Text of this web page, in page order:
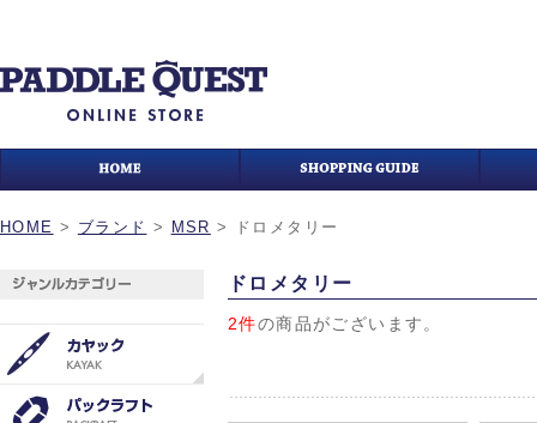
HOME > ブランド > MSR > ドロメタリー
ドロメタリー
2件の商品がございます。